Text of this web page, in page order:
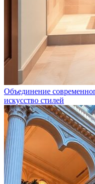
Объединение
искусство стилей